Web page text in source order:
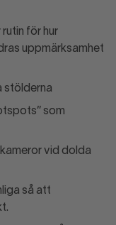
för hur
uppmärksamhet
stölderna
som
vid dolda
så att